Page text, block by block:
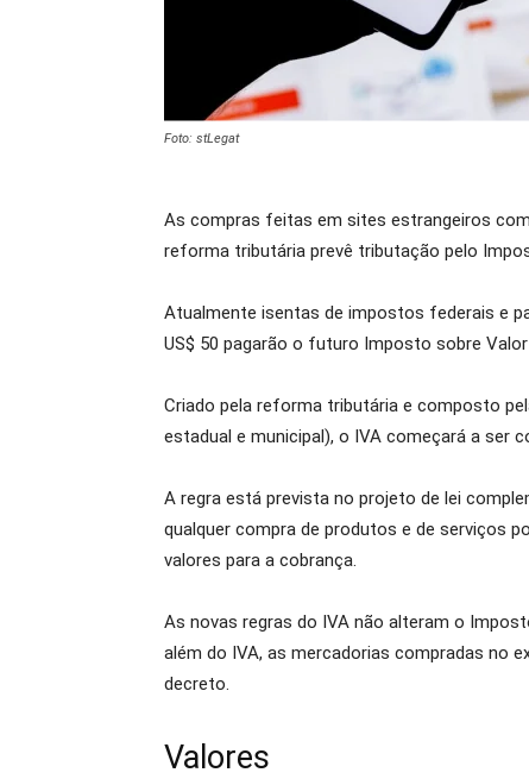
Foto: stLegat
As compras feitas em sites estrangeiros
reforma tributária prevê tributação pelo
Atualmente isentas de impostos federais e
US$ 50 pagarão o futuro Imposto sobre
Criado pela reforma tributária e composto
estadual e municipal), o IVA começará a ser
A regra está prevista no projeto de lei
qualquer compra de produtos e de serviços
valores para a cobrança.
As novas regras do IVA não alteram o
além do IVA, as mercadorias compradas no
decreto.
Valores